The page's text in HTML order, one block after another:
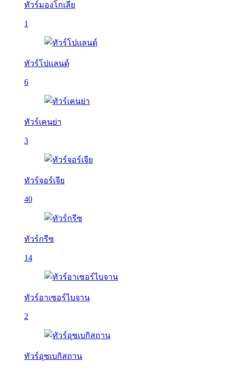
ทัวร์มองโกเลีย
1
ทัวร์โปแลนด์
6
ทัวร์เคนย่า
3
ทัวร์จอร์เจีย
40
ทัวร์กรีซ
14
ทัวร์อาเซอร์ไบจาน
2
ทัวร์อุซเบกิสถาน